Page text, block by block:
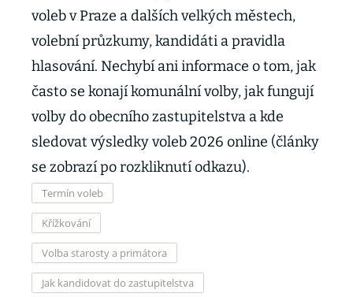
voleb v Praze a dalších velkých městech,
volební průzkumy, kandidáti a pravidla
hlasování. Nechybí ani informace o tom, jak
často se konají komunální volby, jak fungují
volby do obecního zastupitelstva a kde
sledovat výsledky voleb 2026 online (články
se zobrazí po rozkliknutí odkazu).
Termín voleb
Křížkování
Volba starosty a primátora
Jak kandidovat do zastupitelstva